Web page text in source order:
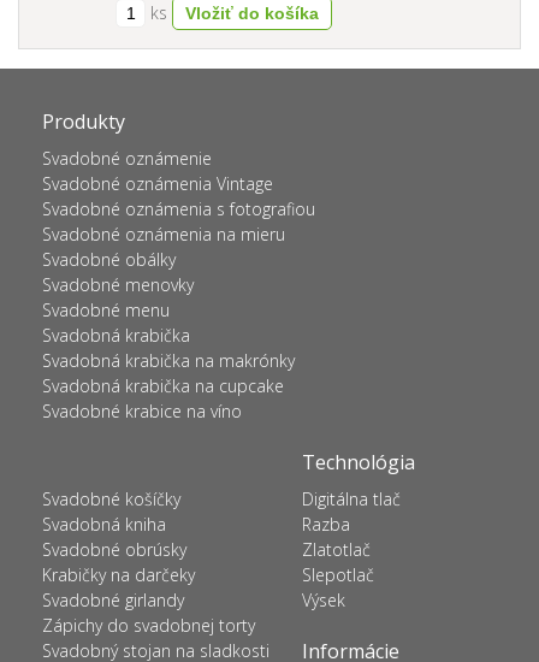
ks
Produkty
Svadobné oznámenie
Svadobné oznámenia Vintage
Svadobné oznámenia s fotografiou
Svadobné oznámenia na mieru
Svadobné obálky
Svadobné menovky
Svadobné menu
Svadobná krabička
Svadobná krabička na makrónky
Svadobná krabička na cupcake
Svadobné krabice na víno
Svadobné košíčky
Svadobná kniha
Svadobné obrúsky
Krabičky na darčeky
Svadobné girlandy
Zápichy do svadobnej torty
Svadobný stojan na sladkosti
Technológia
Digitálna tlač
Razba
Zlatotlač
Slepotlač
Výsek
Informácie